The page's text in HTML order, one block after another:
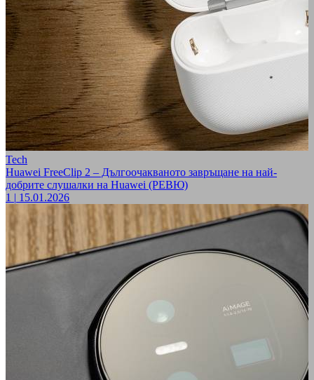
Tech
Huawei FreeClip 2 – Дългоочакваното завръщане на най-
добрите слушалки на Huawei (РЕВЮ)
1 | 15.01.2026